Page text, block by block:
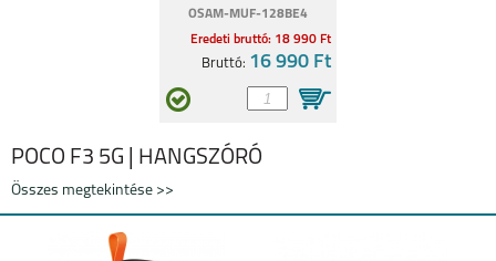
OSAM-MUF-128BE4
Eredeti bruttó: 18 990 Ft
Bruttó: 16 990 Ft
POCO F3 5G | HANGSZÓRÓ
Összes megtekintése >>